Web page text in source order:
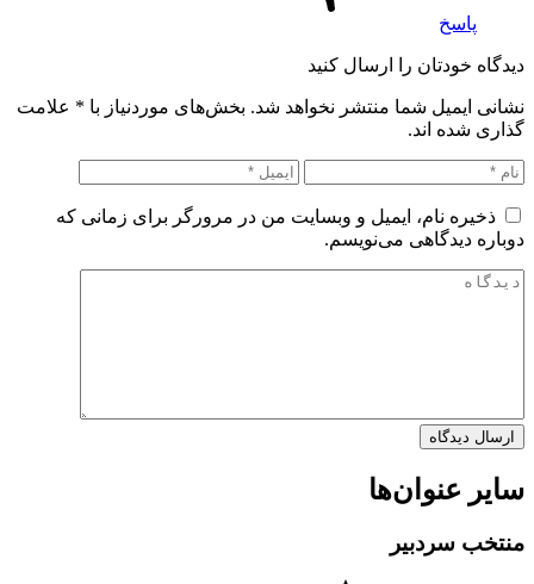
پاسخ
دیدگاه خودتان را ارسال کنید
نشانی ایمیل شما منتشر نخواهد شد. بخش‌های موردنیاز با * علامت
گذاری شده اند.
ذخیره نام، ایمیل و وبسایت من در مرورگر برای زمانی که
دوباره دیدگاهی می‌نویسم.
سایر عنوان‌ها
منتخب سردبیر